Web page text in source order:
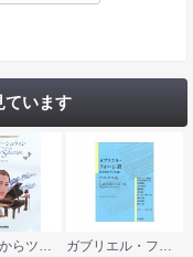
ています